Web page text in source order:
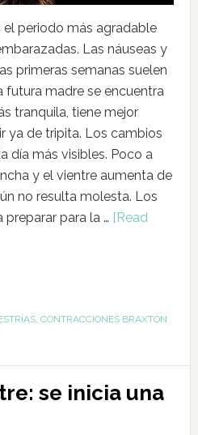
periodo más agradable
Las náuseas y
primeras semanas suelen
futura madre se encuentra
tranquila, tiene mejor
ya de tripita. Los cambios
día más visibles. Poco a
y el vientre aumenta de
no resulta molesta. Los
para la … [Read
, CONTRACCIONES BRAXTON
se inicia una